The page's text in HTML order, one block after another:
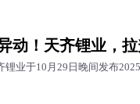
动！天齐锂业，
锂业于10月29日晚间发布